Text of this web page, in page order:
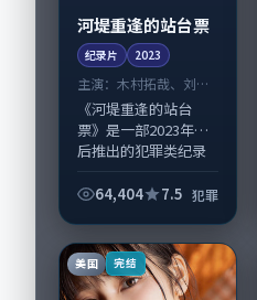
河堤重逢的站台票
纪录片 2023
主演： 木村拓哉、刘亚
仁 等
《河堤重逢的站台
票》是一部2023年前
后推出的犯罪类纪录
执导，木村拓哉、刘
份。故事围绕当代都...
64,404 7.5 犯罪
美国 完结